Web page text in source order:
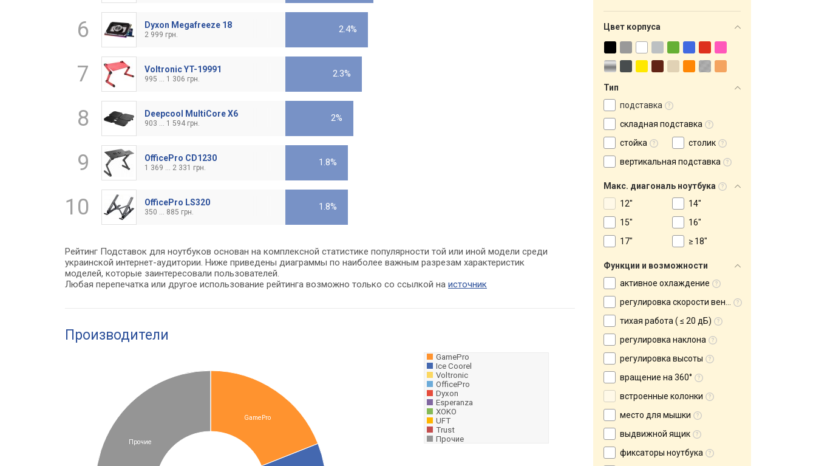
6 Dyxon Megafreeze 18
2 999 грн. 2.4%
7 Voltronic YT-19991
995 ... 1 306 грн. 2.3%
8 Deepcool MultiCore X6
903 ... 1 594 грн. 2%
9 OfficePro CD1230
1 369 ... 2 331 грн. 1.8%
10 OfficePro LS320
350 ... 885 грн. 1.8%
Рейтинг Подставок для ноутбуков основан на комплексной статистике популярности той или иной модели среди
украинской интернет-аудитории. Ниже приведены диаграммы по наиболее важным разрезам характеристик
моделей, которые заинтересовали пользователей.
Любая перепечатка или другое использование рейтинга возможно только со ссылкой на источник
Производители
GamePro
Ice Coorel
Voltronic
OfficePro
Dyxon
Esperanza
XOKO
UFT
Trust
Прочие
GamePro
Прочие
Цвет корпуса
Тип
подставка
складная подставка
стойка
столик
вертикальная подставка
Макс. диагональ ноутбука
12"
14"
15"
16"
17"
≥ 18"
Функции и возможности
активное охлаждение
регулировка скорости вентилятора
тихая работа ( ≤ 20 дБ)
регулировка наклона
регулировка высоты
вращение на 360°
встроенные колонки
место для мышки
выдвижной ящик
фиксаторы ноутбука